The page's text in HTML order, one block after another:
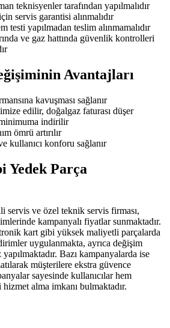
teknisyenler tarafından yapılmalıdır
servis garantisi alınmalıdır
testi yapılmadan teslim alınmamalıdır
ve gaz hattında güvenlik kontrolleri
Avantajları
kavuşması sağlanır
edilir, doğalgaz faturası düşer
indirilir
ömrü artırılır
kullanıcı konforu sağlanır
Yedek Parça
servis ve özel teknik servis firması,
kampanyalı fiyatlar sunmaktadır.
kart gibi yüksek maliyetli parçalarda
uygulanmakta, ayrıca değişim
Bazı kampanyalarda ise
müşterilere ekstra güvence
sayesinde kullanıcılar hem
alma imkanı bulmaktadır.